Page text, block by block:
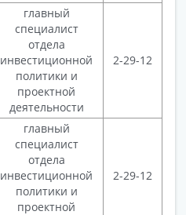
главный
специалист
отдела
инвестиционной
политики и
проектной
деятельности
2-29-12
главный
специалист
отдела
инвестиционной
политики и
проектной
2-29-12